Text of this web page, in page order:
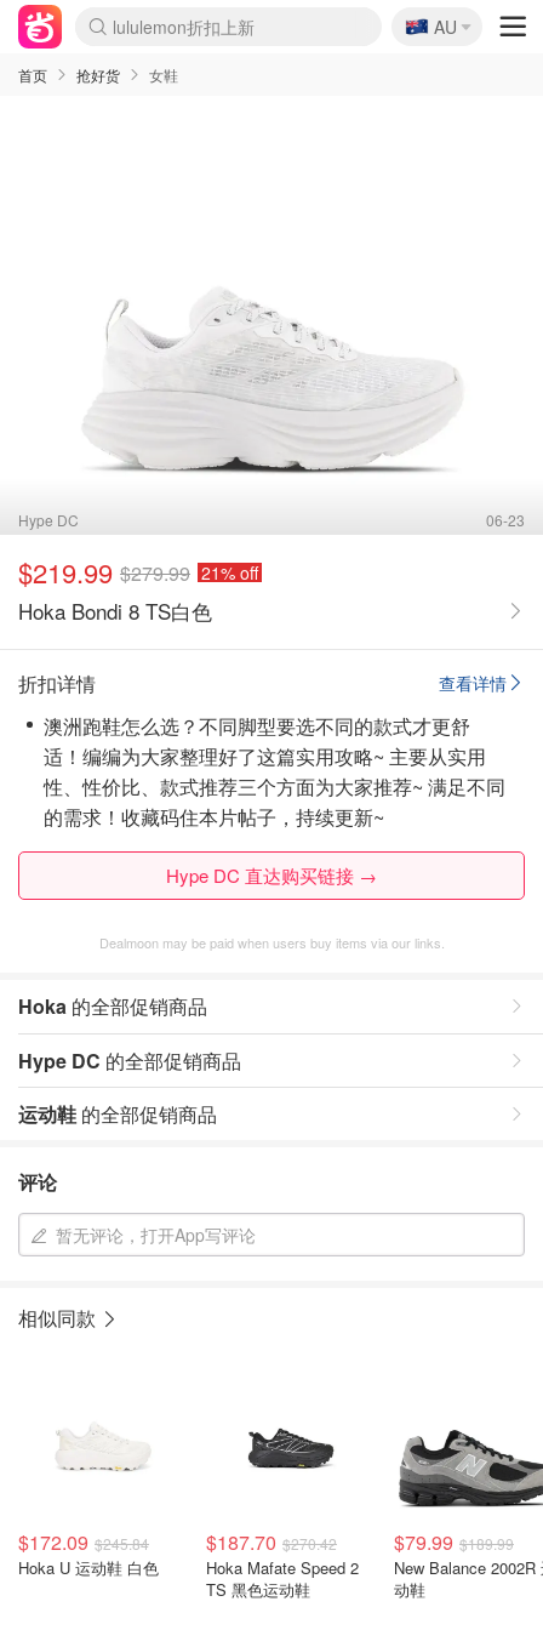
lululemon折扣上新
SSENSE年中2.5折
FreshBeauty好价汇总
Cettire降价+叠9折
WWS Coles超市实拍
viagogo二手票捡漏
Myer超级周末
The Outnet奢牌1折起
David Jones 3折起
Flannels大牌1折
Perfumes Club护肤1折
AMIRO面罩$251
Amazon折扣汇总
eToro入金$200送$50
Amazon数码好物
ICONIC本周7.5折
ThedoubleF高奢地板价
Moose Knuckles 6折
丝芙兰5折起
EUFY摄像头$98
Selenichast首饰2折
Trip机票酒店促销
YSL送5件彩妆礼
Amazon家居好物
Amazon美妆护肤
雅漾大喷$8
过敏原检测盒$33
伊索独家赠50ml沐浴露
科颜氏高保湿面霜$29
SEALIFE海洋馆门票6折
丝塔芙大白罐$16
订阅Newsletter送香薰
Cult Beauty 6.8折
Harrods圣诞日历$525
LN-CC奢牌私促3折
d'Alba空姐喷雾$16
EVE LOM套装£56
Bernardelli独家4折
Adore Beauty 6折起
CT圣诞日历
Mytheresa奢品2.7折
Luxury Escapes 9折
Currentbody美容仪$881
MOON Garden Live
Roborock扫地机$649
Tingo Life水杯$24
Valentino官网5折
CR洗护套装$23
修丽可4件套$159
Myer彩妆2件7折
GANNI官网4.5折
Stylevana韩妆4折
Tessabit高奢8.5折
OGX洗发水$11
Amazon阿德莱德次日达
卡诗8.5折+赠礼
Philips Hue灯具8折
🇦🇺
AU
首页 抢好货 女鞋
Hype DC 06-23
$219.99 $279.99 21% off
Hoka Bondi 8 TS白色
查看详情
折扣详情
澳洲跑鞋怎么选？不同脚型要选不同的款式才更舒
适！编编为大家整理好了这篇实用攻略~ 主要从实用
性、性价比、款式推荐三个方面为大家推荐~ 满足不同
的需求！ 收藏码住本片帖子 ，持续更新~
Hype DC 直达购买链接 →
Dealmoon may be paid when users buy items via our links.
Hoka 的全部促销商品
Hype DC 的全部促销商品
运动鞋 的全部促销商品
评论
暂无评论，打开App写评论
相似同款
$172.09 $245.84
Hoka U 运动鞋 白色
$187.70 $270.42
Hoka Mafate Speed 2
TS 黑色运动鞋
$79.99 $189.99
New Balance 2002R
动鞋